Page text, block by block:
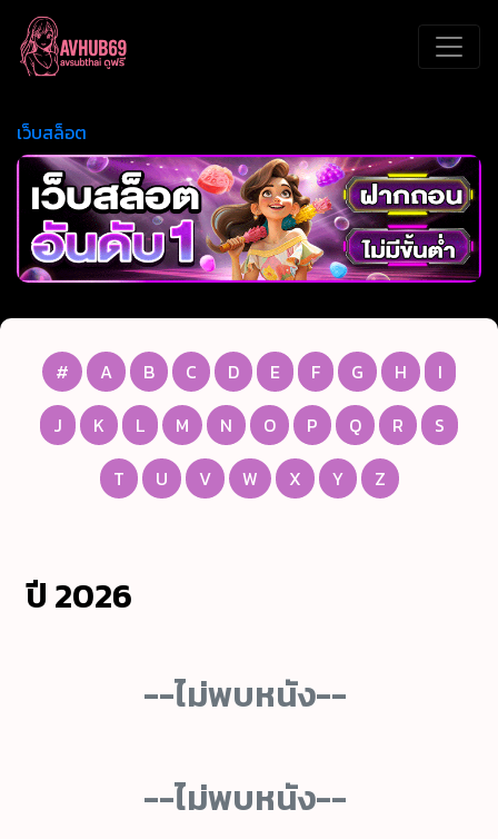
เว็บสล็อต
# A B C D E F G H
I
J
K L M N O P Q R
S
T
U V W X Y Z
ปี 2026
--ไม่พบหนัง--
--ไม่พบหนัง--